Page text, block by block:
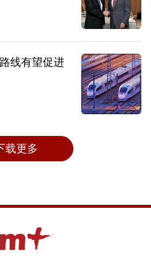
线有望促进
载更多